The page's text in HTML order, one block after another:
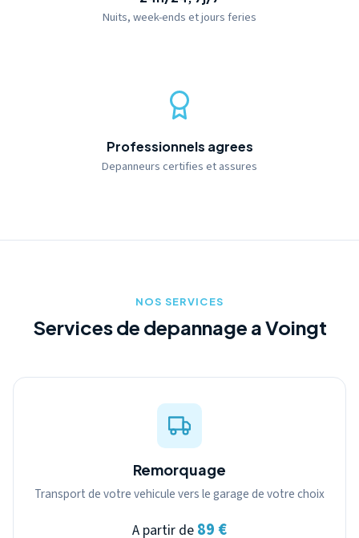
Nuits, week-ends et jours feries
Professionnels agrees
Depanneurs certifies et assures
NOS SERVICES
Services de depannage a Voingt
Remorquage
Transport de votre vehicule vers le garage de votre choix
A partir de 89 €